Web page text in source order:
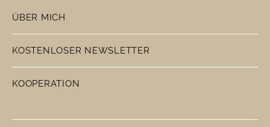
ÜBER MICH
KOSTENLOSER NEWSLETTER
KOOPERATION